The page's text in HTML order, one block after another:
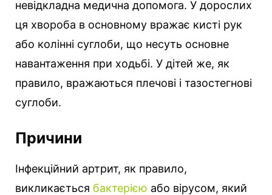
невідкладна медична допомога. У дорослих
ця хвороба в основному вражає кисті рук
або колінні суглоби, що несуть основне
навантаження при ходьбі. У дітей же, як
правило, вражаються плечові і тазостегнові
суглоби.
Причини
Інфекційний артрит, як правило,
викликається бактерією або вірусом, який